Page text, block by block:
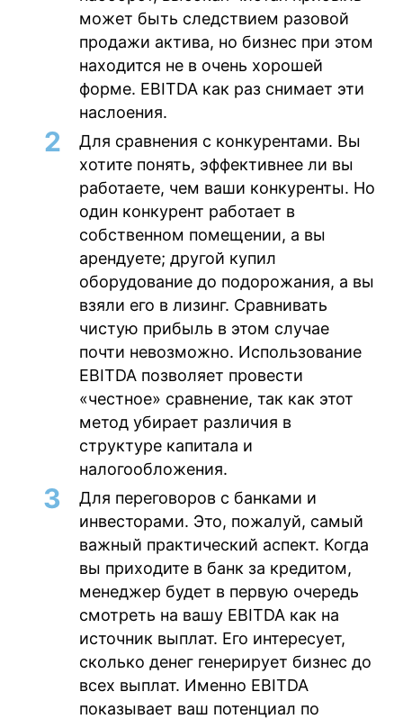
может быть следствием разовой
продажи актива, но бизнес при этом
находится не в очень хорошей
форме. EBITDA как раз снимает эти
наслоения.
Для сравнения с конкурентами. Вы
хотите понять, эффективнее ли вы
работаете, чем ваши конкуренты. Но
один конкурент работает в
собственном помещении, а вы
арендуете; другой купил
оборудование до подорожания, а вы
взяли его в лизинг. Сравнивать
чистую прибыль в этом случае
почти невозможно. Использование
EBITDA позволяет провести
«честное» сравнение, так как этот
метод убирает различия в
структуре капитала и
налогообложения.
Для переговоров с банками и
инвесторами. Это, пожалуй, самый
важный практический аспект. Когда
вы приходите в банк за кредитом,
менеджер будет в первую очередь
смотреть на вашу EBITDA как на
источник выплат. Его интересует,
сколько денег генерирует бизнес до
всех выплат. Именно EBITDA
показывает ваш потенциал по